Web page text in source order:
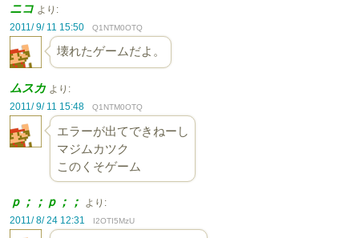
ニコ より:
2011/ 9/ 11 15:50
Q1NTM0OTQ
壊れたゲームだよ。
ムスカ より:
2011/ 9/ 11 15:48
Q1NTM0OTQ
エラーが出てできねーし
マジムカツク
このくそゲーム
ｐ；；ｐ；；
より:
2011/ 8/ 24 12:31
I2OTI5MzU